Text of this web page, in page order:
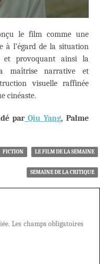
le film comme une
à l’égard de la situation
et provoquant ainsi la
maîtrise narrative et
visuelle raffinée
cinéaste.
parQiu Yang, Palme
FICTION LE FILM DE LA SEMAINE
SEMAINE DE LA CRITIQUE
Les champs obligatoires